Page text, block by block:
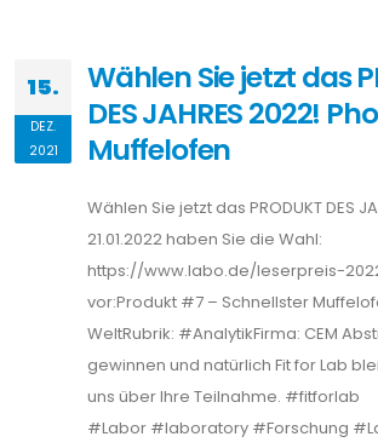
15.
DEZ.
2021
Wählen Sie jetzt das
DES JAHRES 2022!
Muffelofen
Wählen Sie jetzt das PRODUKT DES
21.01.2022 haben Sie die Wahl:
https://www.labo.de/leserpreis-
vor:Produkt #7 – Schnellster
WeltRubrik: #AnalytikFirma: CEM
gewinnen und natürlich Fit for Lab
uns über Ihre Teilnahme. #fitforlab
#Labor #laboratory #Forschung